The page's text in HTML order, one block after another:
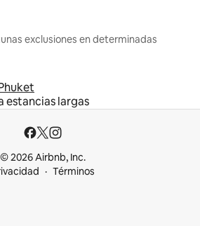
exclusiones en determinadas
estancias largas
© 2026 Airbnb, Inc.
Términos